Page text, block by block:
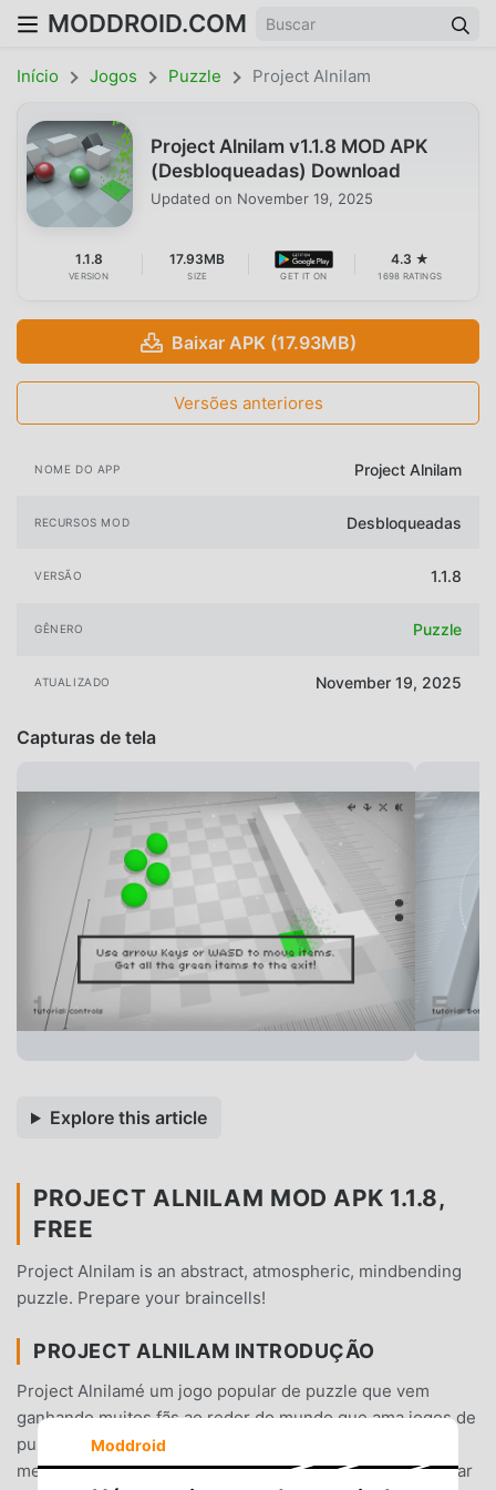
MODDROID.COM
Início Jogos Puzzle Project Alnilam
Project Alnilam v1.1.8 MOD APK
(Desbloqueadas) Download
Updated on November 19, 2025
1.1.8
VERSION
17.93MB
SIZE GET IT ON
4.3 ★
1698 RATINGS
Baixar APK (17.93MB)
Versões anteriores
NOME DO APP Project Alnilam
RECURSOS MOD Desbloqueadas
VERSÃO 1.1.8
GÊNERO Puzzle
ATUALIZADO November 19, 2025
Capturas de tela
Explore this article
PROJECT ALNILAM MOD APK 1.1.8,
FREE
Project Alnilam is an abstract, atmospheric, mindbending
puzzle. Prepare your braincells!
PROJECT ALNILAM INTRODUÇÃO
Project Alnilamé um jogo popular de puzzle que vem
ganhando muitos fãs ao redor do mundo que ama jogos de
puzzle . Se você quiser baixar esse jogo, modroid é sua
melhor escolha, por ser o maior site do mundo para baixar
Moddroid